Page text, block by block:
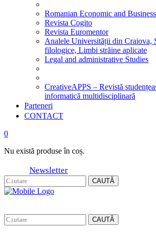
Romanian Economic and
Revista Cogito
Revista Euromentor
Analele Universității din Craiova,
filologice, Limbi străine aplicate
Legal and administrative Studies
CreativeAPPS – Revistă
informatică multidisciplinară
Parteneri
CONTACT
0
Nu există produse în coș.
Newsletter
CAUTĂ
CAUTĂ